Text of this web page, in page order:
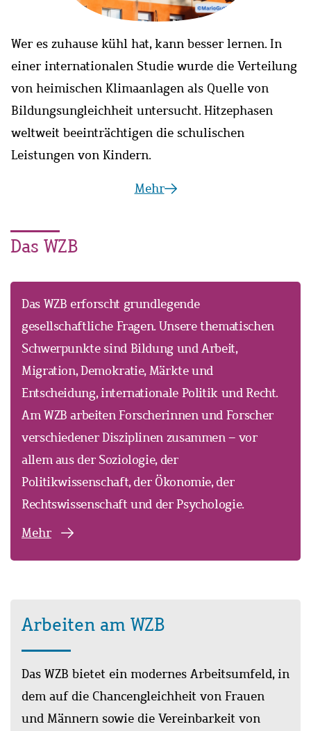
Wer es zuhause kühl hat, kann besser lernen. In
einer internationalen Studie wurde die Verteilung
von heimischen Klimaanlagen als Quelle von
Bildungsungleichheit untersucht. Hitzephasen
weltweit beeinträchtigen die schulischen
Leistungen von Kindern.
Mehr
über:
Das WZB
Das WZB erforscht grundlegende
gesellschaftliche Fragen. Unsere thematischen
Schwerpunkte sind Bildung und Arbeit,
Migration, Demokratie, Märkte und
Entscheidung, internationale Politik und Recht.
Am WZB arbeiten Forscherinnen und Forscher
verschiedener Disziplinen zusammen – vor
allem aus der Soziologie, der
Politikwissenschaft, der Ökonomie, der
Rechtswissenschaft und der Psychologie.
Mehr
Arbeiten am WZB
Das WZB bietet ein modernes Arbeitsumfeld, in
dem auf die Chancengleichheit von Frauen
und Männern sowie die Vereinbarkeit von